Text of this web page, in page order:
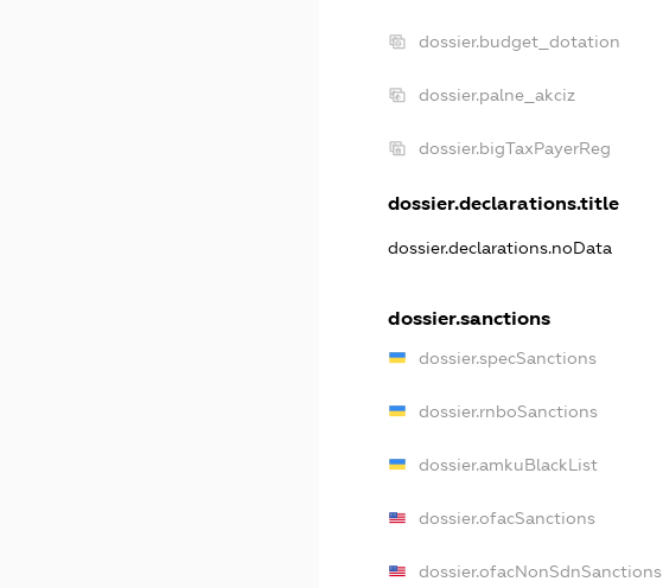
dossier.budget_dotation
dossier.palne_akciz
dossier.bigTaxPayerReg
dossier.declarations.title
dossier.declarations.noData
dossier.sanctions
dossier.specSanctions
dossier.rnboSanctions
dossier.amkuBlackList
dossier.ofacSanctions
dossier.ofacNonSdnSanctions